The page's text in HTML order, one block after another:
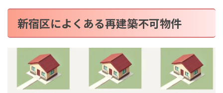
新宿区によくある再建築不可物件